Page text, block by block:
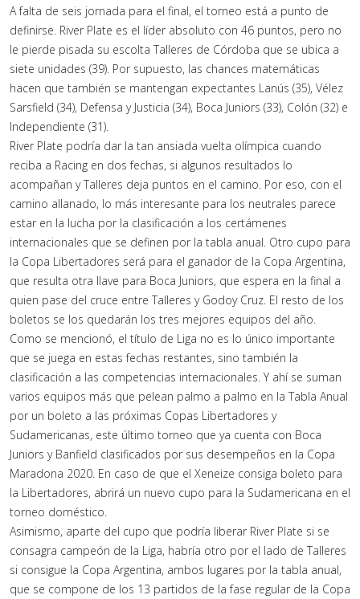
A falta de seis jornada para el final, el torneo está a punto de
definirse. River Plate es el líder absoluto con 46 puntos, pero no
le pierde pisada su escolta Talleres de Córdoba que se ubica a
siete unidades (39). Por supuesto, las chances matemáticas
hacen que también se mantengan expectantes Lanús (35), Vélez
Sarsfield (34), Defensa y Justicia (34), Boca Juniors (33), Colón (32) e
Independiente (31).
River Plate podría dar la tan ansiada vuelta olímpica cuando
reciba a Racing en dos fechas, si algunos resultados lo
acompañan y Talleres deja puntos en el camino. Por eso, con el
camino allanado, lo más interesante para los neutrales parece
estar en la lucha por la clasificación a los certámenes
internacionales que se definen por la tabla anual. Otro cupo para
la Copa Libertadores será para el ganador de la Copa Argentina,
que resulta otra llave para Boca Juniors, que espera en la final a
quien pase del cruce entre Talleres y Godoy Cruz. El resto de los
boletos se los quedarán los tres mejores equipos del año.
Como se mencionó, el título de Liga no es lo único importante
que se juega en estas fechas restantes, sino también la
clasificación a las competencias internacionales. Y ahí se suman
varios equipos más que pelean palmo a palmo en la Tabla Anual
por un boleto a las próximas Copas Libertadores y
Sudamericanas, este último torneo que ya cuenta con Boca
Juniors y Banfield clasificados por sus desempeños en la Copa
Maradona 2020. En caso de que el Xeneize consiga boleto para
la Libertadores, abrirá un nuevo cupo para la Sudamericana en el
torneo doméstico.
Asimismo, aparte del cupo que podría liberar River Plate si se
consagra campeón de la Liga, habría otro por el lado de Talleres
si consigue la Copa Argentina, ambos lugares por la tabla anual,
que se compone de los 13 partidos de la fase regular de la Copa